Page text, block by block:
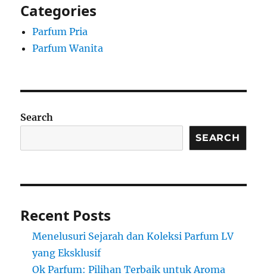
Categories
Parfum Pria
Parfum Wanita
Search
SEARCH
Recent Posts
Menelusuri Sejarah dan Koleksi Parfum LV
yang Eksklusif
Ok Parfum: Pilihan Terbaik untuk Aroma